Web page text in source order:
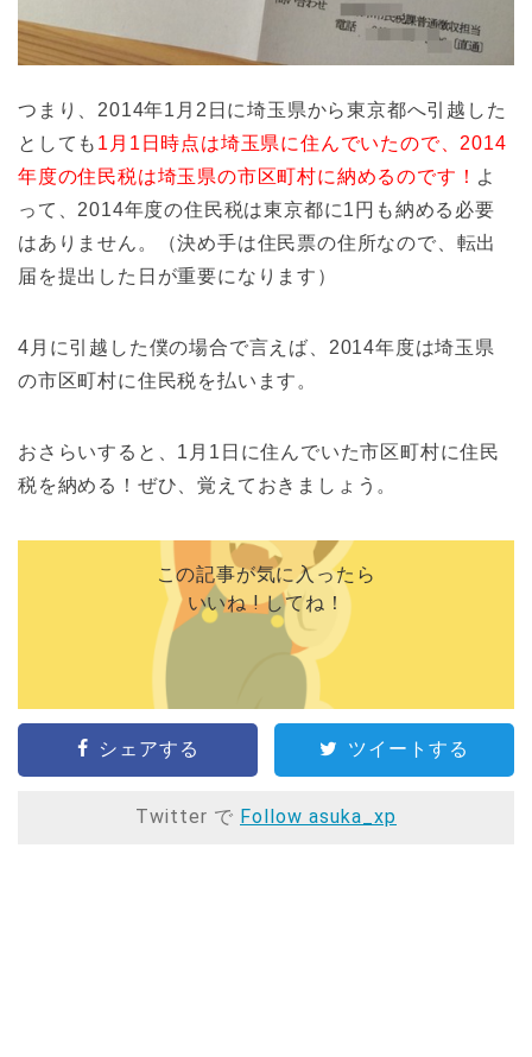
つまり、2014年1月2日に埼玉県から東京都へ引越した
としても 1月1日時点は埼玉県に住んでいたので、2014
年度の住民税は埼玉県の市区町村に納めるのです！ よ
って、2014年度の住民税は東京都に1円も納める必要
はありません。（決め手は住民票の住所なので、転出
届を提出した日が重要になります）
4月に引越した僕の場合で言えば、2014年度は埼玉県
の市区町村に住民税を払います。
おさらいすると、1月1日に住んでいた市区町村に住民
税を納める！ぜひ、覚えておきましょう。
この記事が気に入ったら
いいね ! してね！
シェアする ツイートする
Twitter で Follow asuka_xp